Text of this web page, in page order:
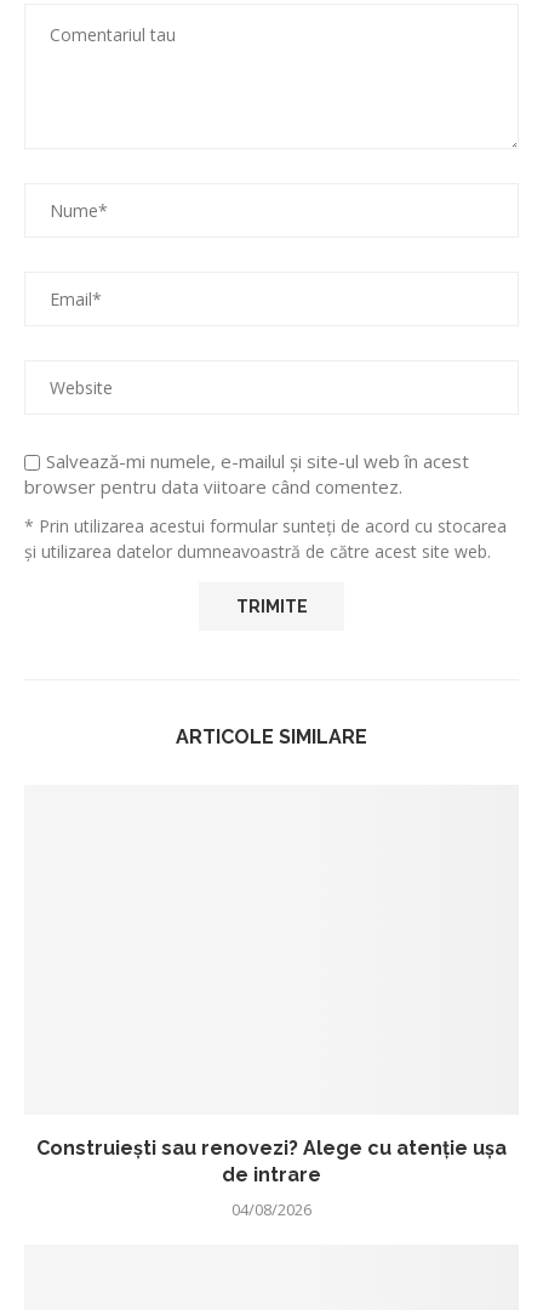
Salvează-mi numele, e-mailul și site-ul web în acest
browser pentru data viitoare când comentez.
* Prin utilizarea acestui formular sunteți de acord cu stocarea
și utilizarea datelor dumneavoastră de către acest site web.
ARTICOLE SIMILARE
Construiești sau renovezi? Alege cu atenție ușa
de intrare
04/08/2026